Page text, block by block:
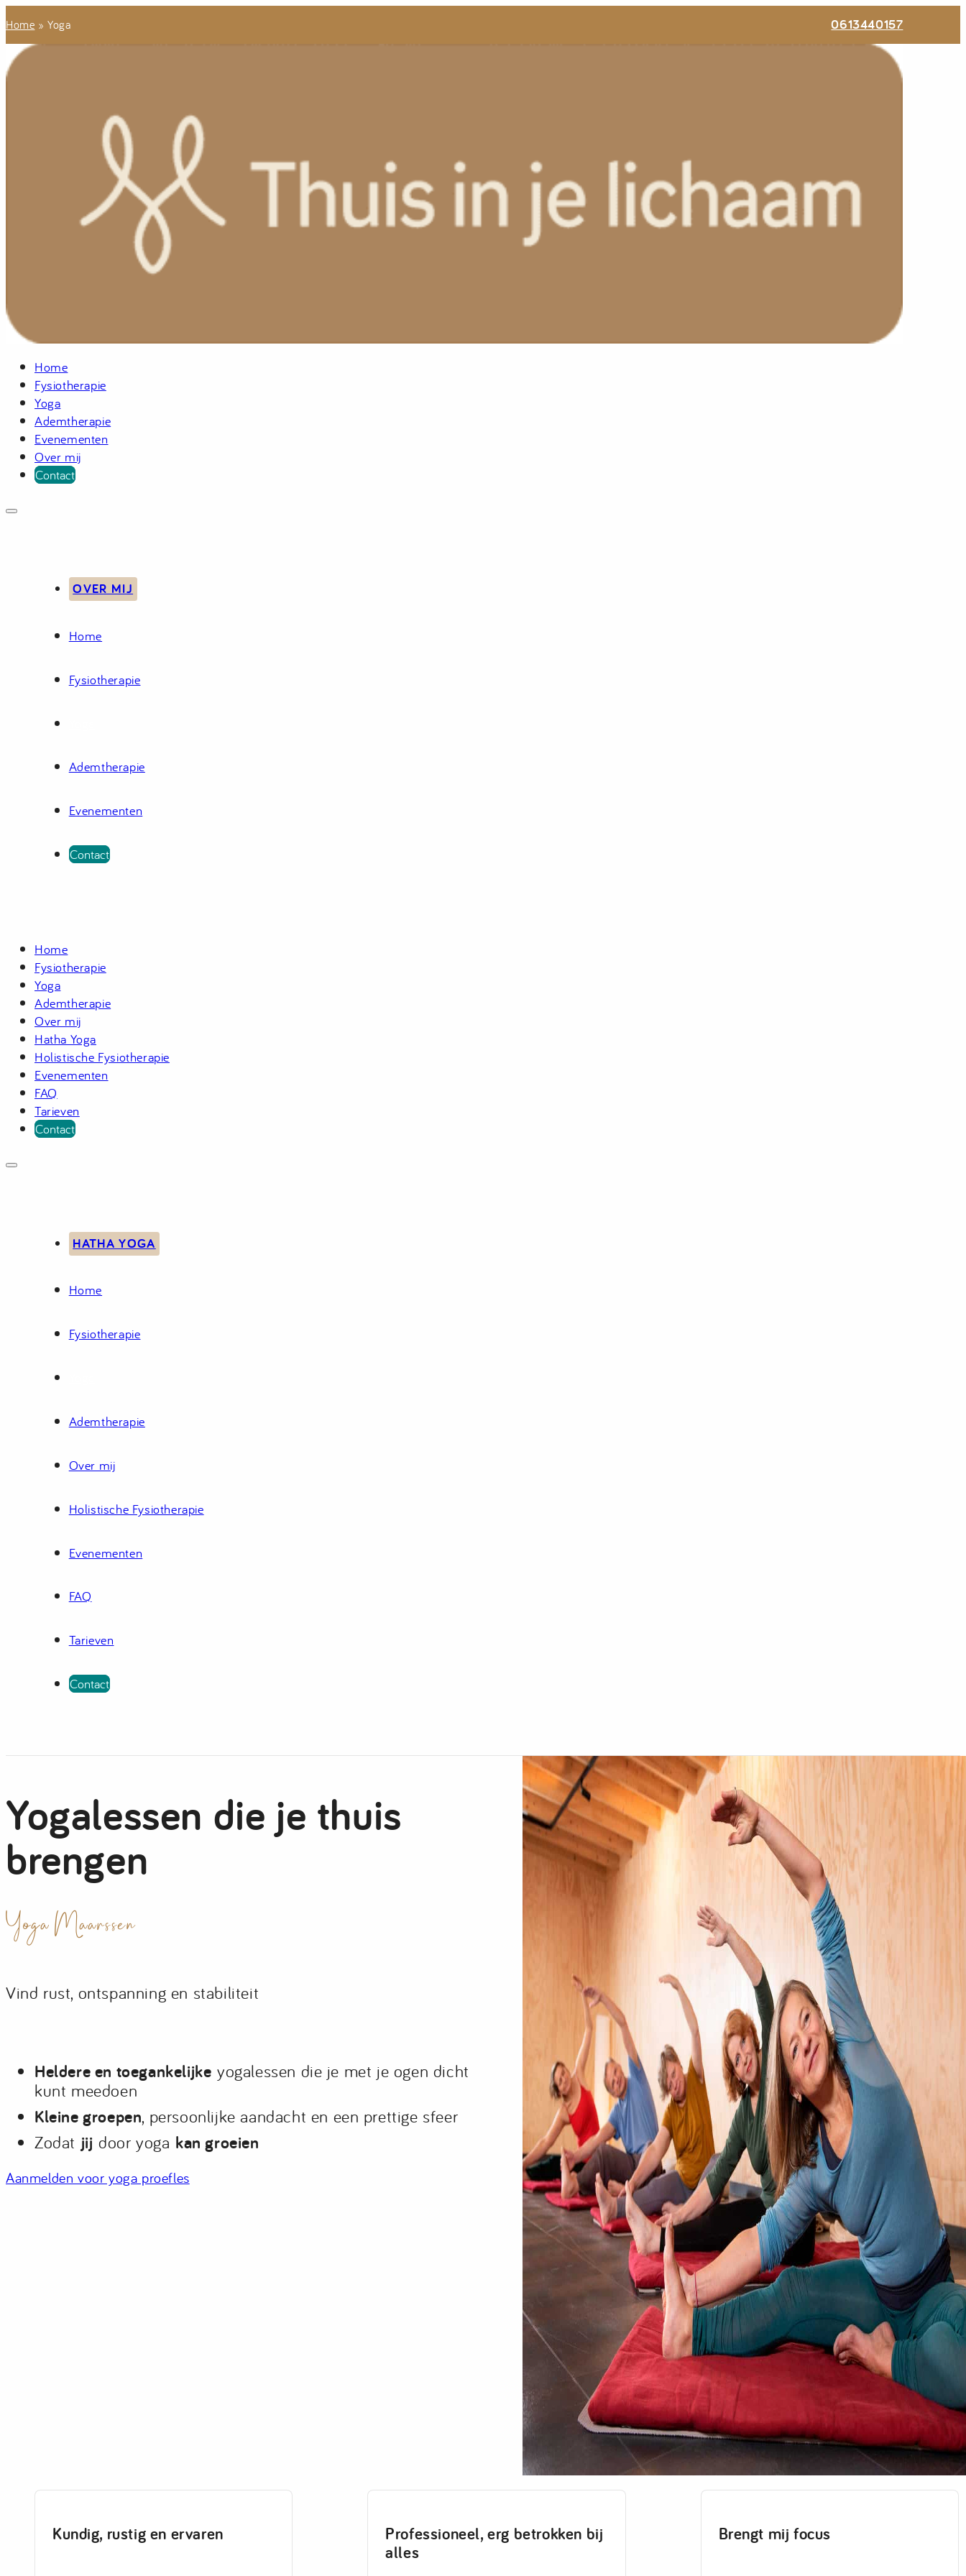
Home »Yoga 0613440157
Home
Fysiotherapie
Yoga
Ademtherapie
Evenementen
Over mij
Contact
Home
Fysiotherapie
Ademtherapie
Evenementen
OVER MIJ
Contact
Home
Fysiotherapie
Yoga
Ademtherapie
Over mij
Hatha Yoga
Holistische Fysiotherapie
Evenementen
FAQ
Tarieven
Contact
Home
Fysiotherapie
Ademtherapie
Over mij
HATHA YOGA
Holistische Fysiotherapie
Evenementen
FAQ
Tarieven
Contact
Yogalessen die je thuis
brengen
Yoga Maarssen
Vind rust, ontspanning en stabiliteit
Heldere en toegankelijke yogalessen die je met je ogen dicht
kunt meedoen
Kleine groepen, persoonlijke aandacht en een prettige sfeer
Zodat jij door yoga kan groeien
Aanmelden voor yoga proefles
Kundig, rustig en ervaren
Professioneel, erg betrokken bij
alles
Brengt mij focus